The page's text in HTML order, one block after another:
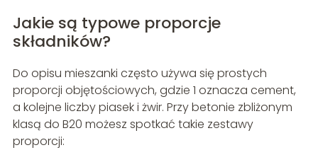
Jakie są typowe proporcje
składników?
Do opisu mieszanki często używa się prostych
proporcji objętościowych, gdzie 1 oznacza cement,
a kolejne liczby piasek i żwir. Przy betonie zbliżonym
klasą do B20 możesz spotkać takie zestawy
proporcji: